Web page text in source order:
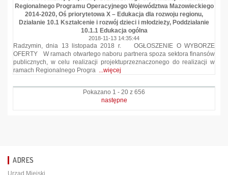
Regionalnego Programu Operacyjnego Województwa Mazowieckiego
2014-2020, Oś priorytetowa X – Edukacja dla rozwoju regionu,
Działanie 10.1 Kształcenie i rozwój dzieci i młodzieży, Poddziałanie
10.1.1 Edukacja ogólna
2018-11-13 14:35:44
Radzymin, dnia 13 listopada 2018 r. OGŁOSZENIE O WYBORZE
OFERTY W ramach otwartego naboru partnera spoza sektora finansów
publicznych, w celu realizacji projektuprzeznaczonego do realizacji w
ramach Regionalnego Progra ...więcej
Pokazano 1 - 20 z 656
następne
ADRES
Urząd Miejski